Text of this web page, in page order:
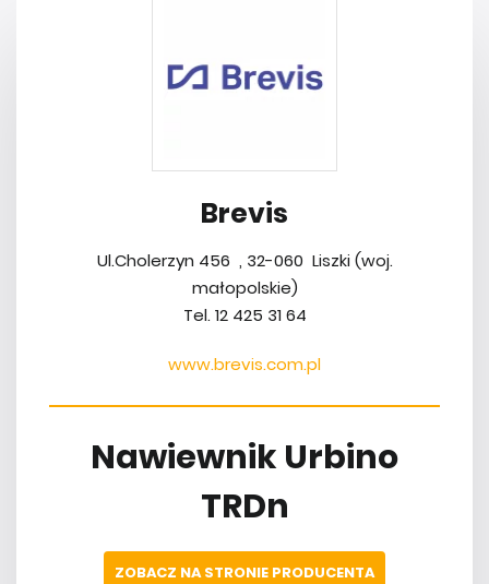
Brevis
Ul.Cholerzyn 456 , 32-060 Liszki (woj.
małopolskie)
Tel. 12 425 31 64
www.brevis.com.pl
Nawiewnik Urbino
TRDn
ZOBACZ NA STRONIE PRODUCENTA